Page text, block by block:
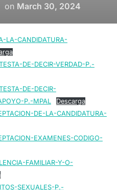
on Posted
March 30, 2024
LA-CANDIDATURA-
DE-DECIR-VERDAD-P.-
DE-DECIR-
P.-MPAL
Descarga
DE-LA-CANDIDATURA-
EXAMENES-CODIGO-
FAMILIAR-Y-O-
SEXUALES-P.-